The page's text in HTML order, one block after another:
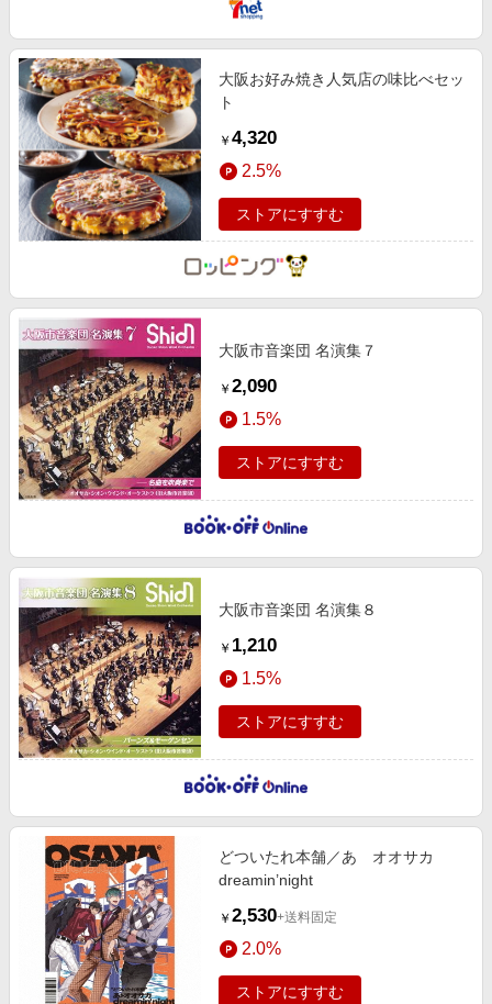
大阪お好み焼き人気店の味比べセッ
ト
￥ 4,320
2.5%
ストアにすすむ
大阪市音楽団 名演集７
￥ 2,090
1.5%
ストアにすすむ
大阪市音楽団 名演集８
￥ 1,210
1.5%
ストアにすすむ
どついたれ本舗／あゝオオサカ
dreamin’night
￥ 2,530+送料固定
2.0%
ストアにすすむ